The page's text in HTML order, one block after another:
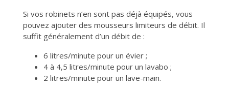
Si vos robinets n’en sont pas déjà équipés, vous
pouvez ajouter des mousseurs limiteurs de débit. Il
suffit généralement d’un débit de :
6 litres/minute pour un évier ;
4 à 4,5 litres/minute pour un lavabo ;
2 litres/minute pour un lave-main.